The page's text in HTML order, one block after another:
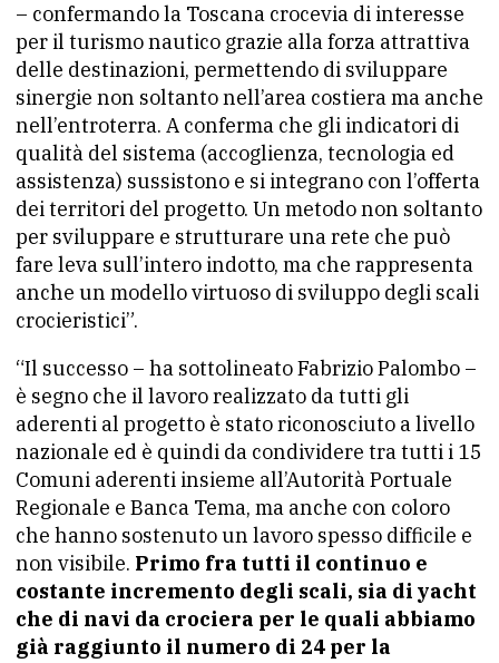
– confermando la Toscana crocevia di interesse
per il turismo nautico grazie alla forza attrattiva
delle destinazioni, permettendo di sviluppare
sinergie non soltanto nell’area costiera ma anche
nell’entroterra. A conferma che gli indicatori di
qualità del sistema (accoglienza, tecnologia ed
assistenza) sussistono e si integrano con l’offerta
dei territori del progetto. Un metodo non soltanto
per sviluppare e strutturare una rete che può
fare leva sull’intero indotto, ma che rappresenta
anche un modello virtuoso di sviluppo degli scali
crocieristici”.
“Il successo – ha sottolineato Fabrizio Palombo –
è segno che il lavoro realizzato da tutti gli
aderenti al progetto è stato riconosciuto a livello
nazionale ed è quindi da condividere tra tutti i 15
Comuni aderenti insieme all’Autorità Portuale
Regionale e Banca Tema, ma anche con coloro
che hanno sostenuto un lavoro spesso difficile e
non visibile. Primo fra tutti il continuo e
costante incremento degli scali, sia di yacht
che di navi da crociera per le quali abbiamo
già raggiunto il numero di 24 per la